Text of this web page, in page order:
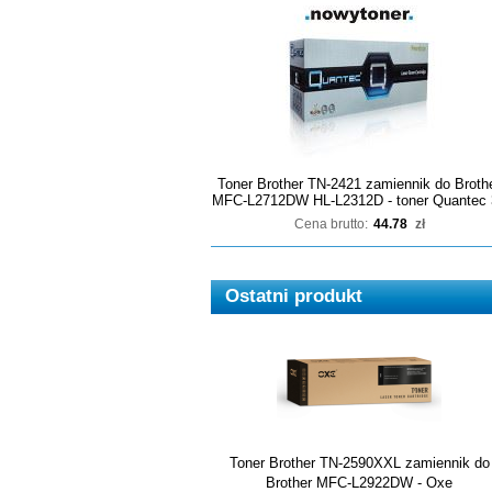
Toner Brother TN-2421 zamiennik do
MFC-L2712DW HL-L2312D - toner Quantec
Cena brutto: 44.78 zł
Ostatni produkt
Toner Brother TN-2590XXL zamiennik do
Brother MFC-L2922DW - Oxe